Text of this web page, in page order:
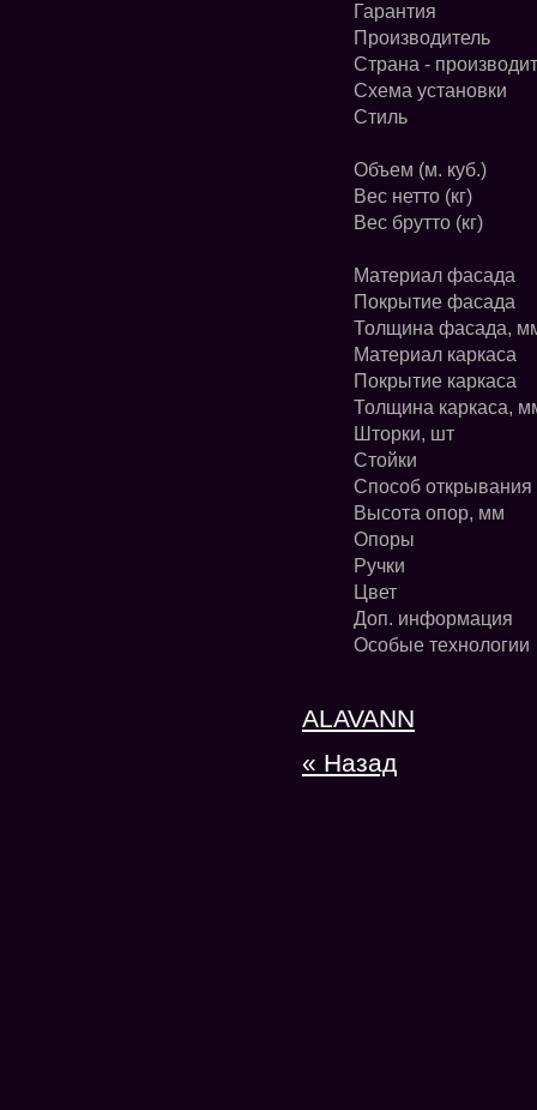
Гарантия
Производитель
Страна -
Схема установки
Стиль
Объем (м. куб.)
Вес нетто (кг)
Вес брутто (кг)
Материал фасада
Покрытие фасада
Толщина фасада,
Материал каркаса
Покрытие каркаса
Толщина каркаса,
Шторки, шт
Стойки
Способ открывания
Высота опор, мм
Опоры
Ручки
Цвет
Доп. информация
Особые технологии
ALAVANN
« Назад